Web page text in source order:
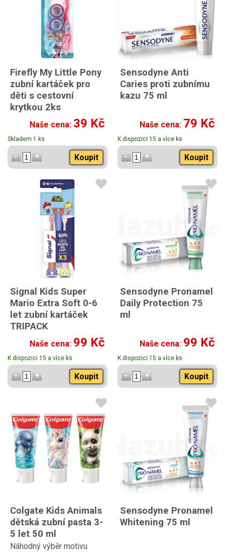
Firefly My Little Pony
zubní kartáček pro
děti s cestovní
krytkou 2ks
Naše cena: 39 Kč
Skladem 1 ks
Koupit
Sensodyne Anti
Caries proti zubnímu
kazu 75 ml
Naše cena: 79 Kč
K dispozici 15 a více ks
Koupit
Signal Kids Super
Mario Extra Soft 0-6
let zubní kartáček
TRIPACK
Naše cena: 99 Kč
K dispozici 15 a více ks
Koupit
Sensodyne Pronamel
Daily Protection 75
ml
Naše cena: 99 Kč
K dispozici 15 a více ks
Koupit
Colgate Kids Animals
dětská zubní pasta 3-
5 let 50 ml
Náhodný výběr motivu
Sensodyne Pronamel
Whitening 75 ml